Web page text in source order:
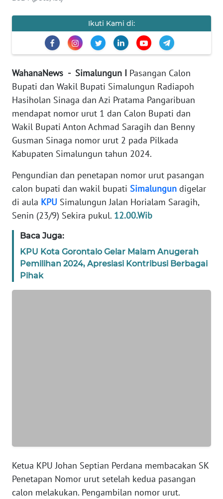
Ikuti Kami di:
WahanaNews - Simalungun I Pasangan Calon
Bupati dan Wakil Bupati Simalungun Radiapoh
Hasiholan Sinaga dan Azi Pratama Pangaribuan
mendapat nomor urut 1 dan Calon Bupati dan
Wakil Bupati Anton Achmad Saragih dan Benny
Gusman Sinaga nomor urut 2 pada Pilkada
Kabupaten Simalungun tahun 2024.
Pengundian dan penetapan nomor urut pasangan
calon bupati dan wakil bupati Simalungun digelar
di aula KPU Simalungun Jalan Horialam Saragih,
Senin (23/9) Sekira pukul. 12.00.Wib
Baca Juga:
KPU Kota Gorontalo Gelar Malam Anugerah
Pemilihan 2024, Apresiasi Kontribusi Berbagai
Pihak
Ketua KPU Johan Septian Perdana membacakan SK
Penetapan Nomor urut setelah kedua pasangan
calon melakukan. Pengambilan nomor urut.
PEDOMAN
MEDIA
KARIR
DISCLAIMER
Wahana
News
Regional
WN
SUMUT
WN
JAKARTA
WN
JABAR
WN
RIAU